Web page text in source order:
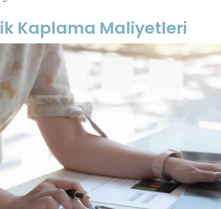
Kaplama Maliyetleri